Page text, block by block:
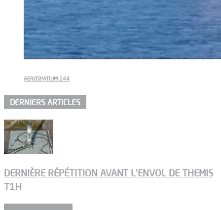
AEROSPATIUM 244
DERNIERS ARTICLES
DERNIÈRE RÉPÉTITION AVANT L’ENVOL DE THEMIS
T1H